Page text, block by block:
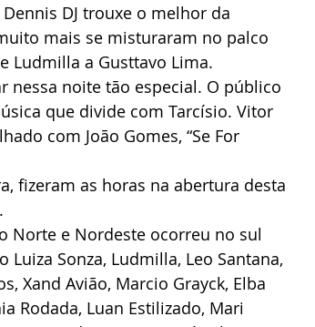
DJ trouxe o melhor da
mais se misturaram no palco
Ludmilla a Gusttavo Lima.
nessa noite tão especial. O público
que divide com Tarcísio. Vitor
com João Gomes, “Se For
fizeram as horas na abertura desta
Norte e Nordeste ocorreu no sul
Sonza, Ludmilla, Leo Santana,
Xand Avião, Marcio Grayck, Elba
Rodada, Luan Estilizado, Mari